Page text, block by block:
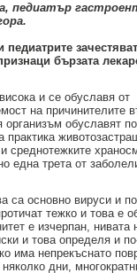
педиатър
бързата
и се обуславя от
на причинителите
организъм обуславят
среднотежките
една трета от
са основно вируси и
тежко и това е
е изчерпан, нивата
и това определя и
има непрекъснато
дни,